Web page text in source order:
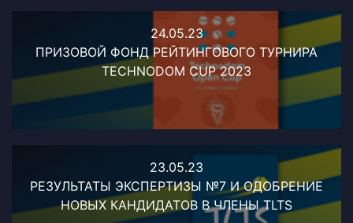
24.05.23
ПРИЗОВОЙ ФОНД РЕЙТИНГОВОГО ТУРНИРА
TECHNODOM CUP 2023
23.05.23
РЕЗУЛЬТАТЫ ЭКСПЕРТИЗЫ №7 И ОДОБРЕНИЕ
НОВЫХ КАНДИДАТОВ В ЧЛЕНЫ TLTS